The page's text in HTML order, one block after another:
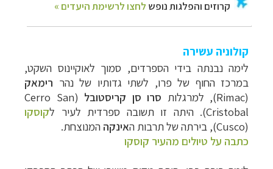
קולוניה עשירה
לימה נבנתה בידי הספרדים, סמוך לאוקיינוס השקט,
במרכז החוף של פרו, לשתי גדותיו של נהר רימאק
(
Rimac), למרגלות סרו סן קריסטובל (
Cerro San
Cristobal). היתה זו תשובה ספרדית לעיר לקוסקו
(
Cusco), בירתה של תרבות האינקה המנוצחת.
כתבה על טיולים מהעיר קוסקו